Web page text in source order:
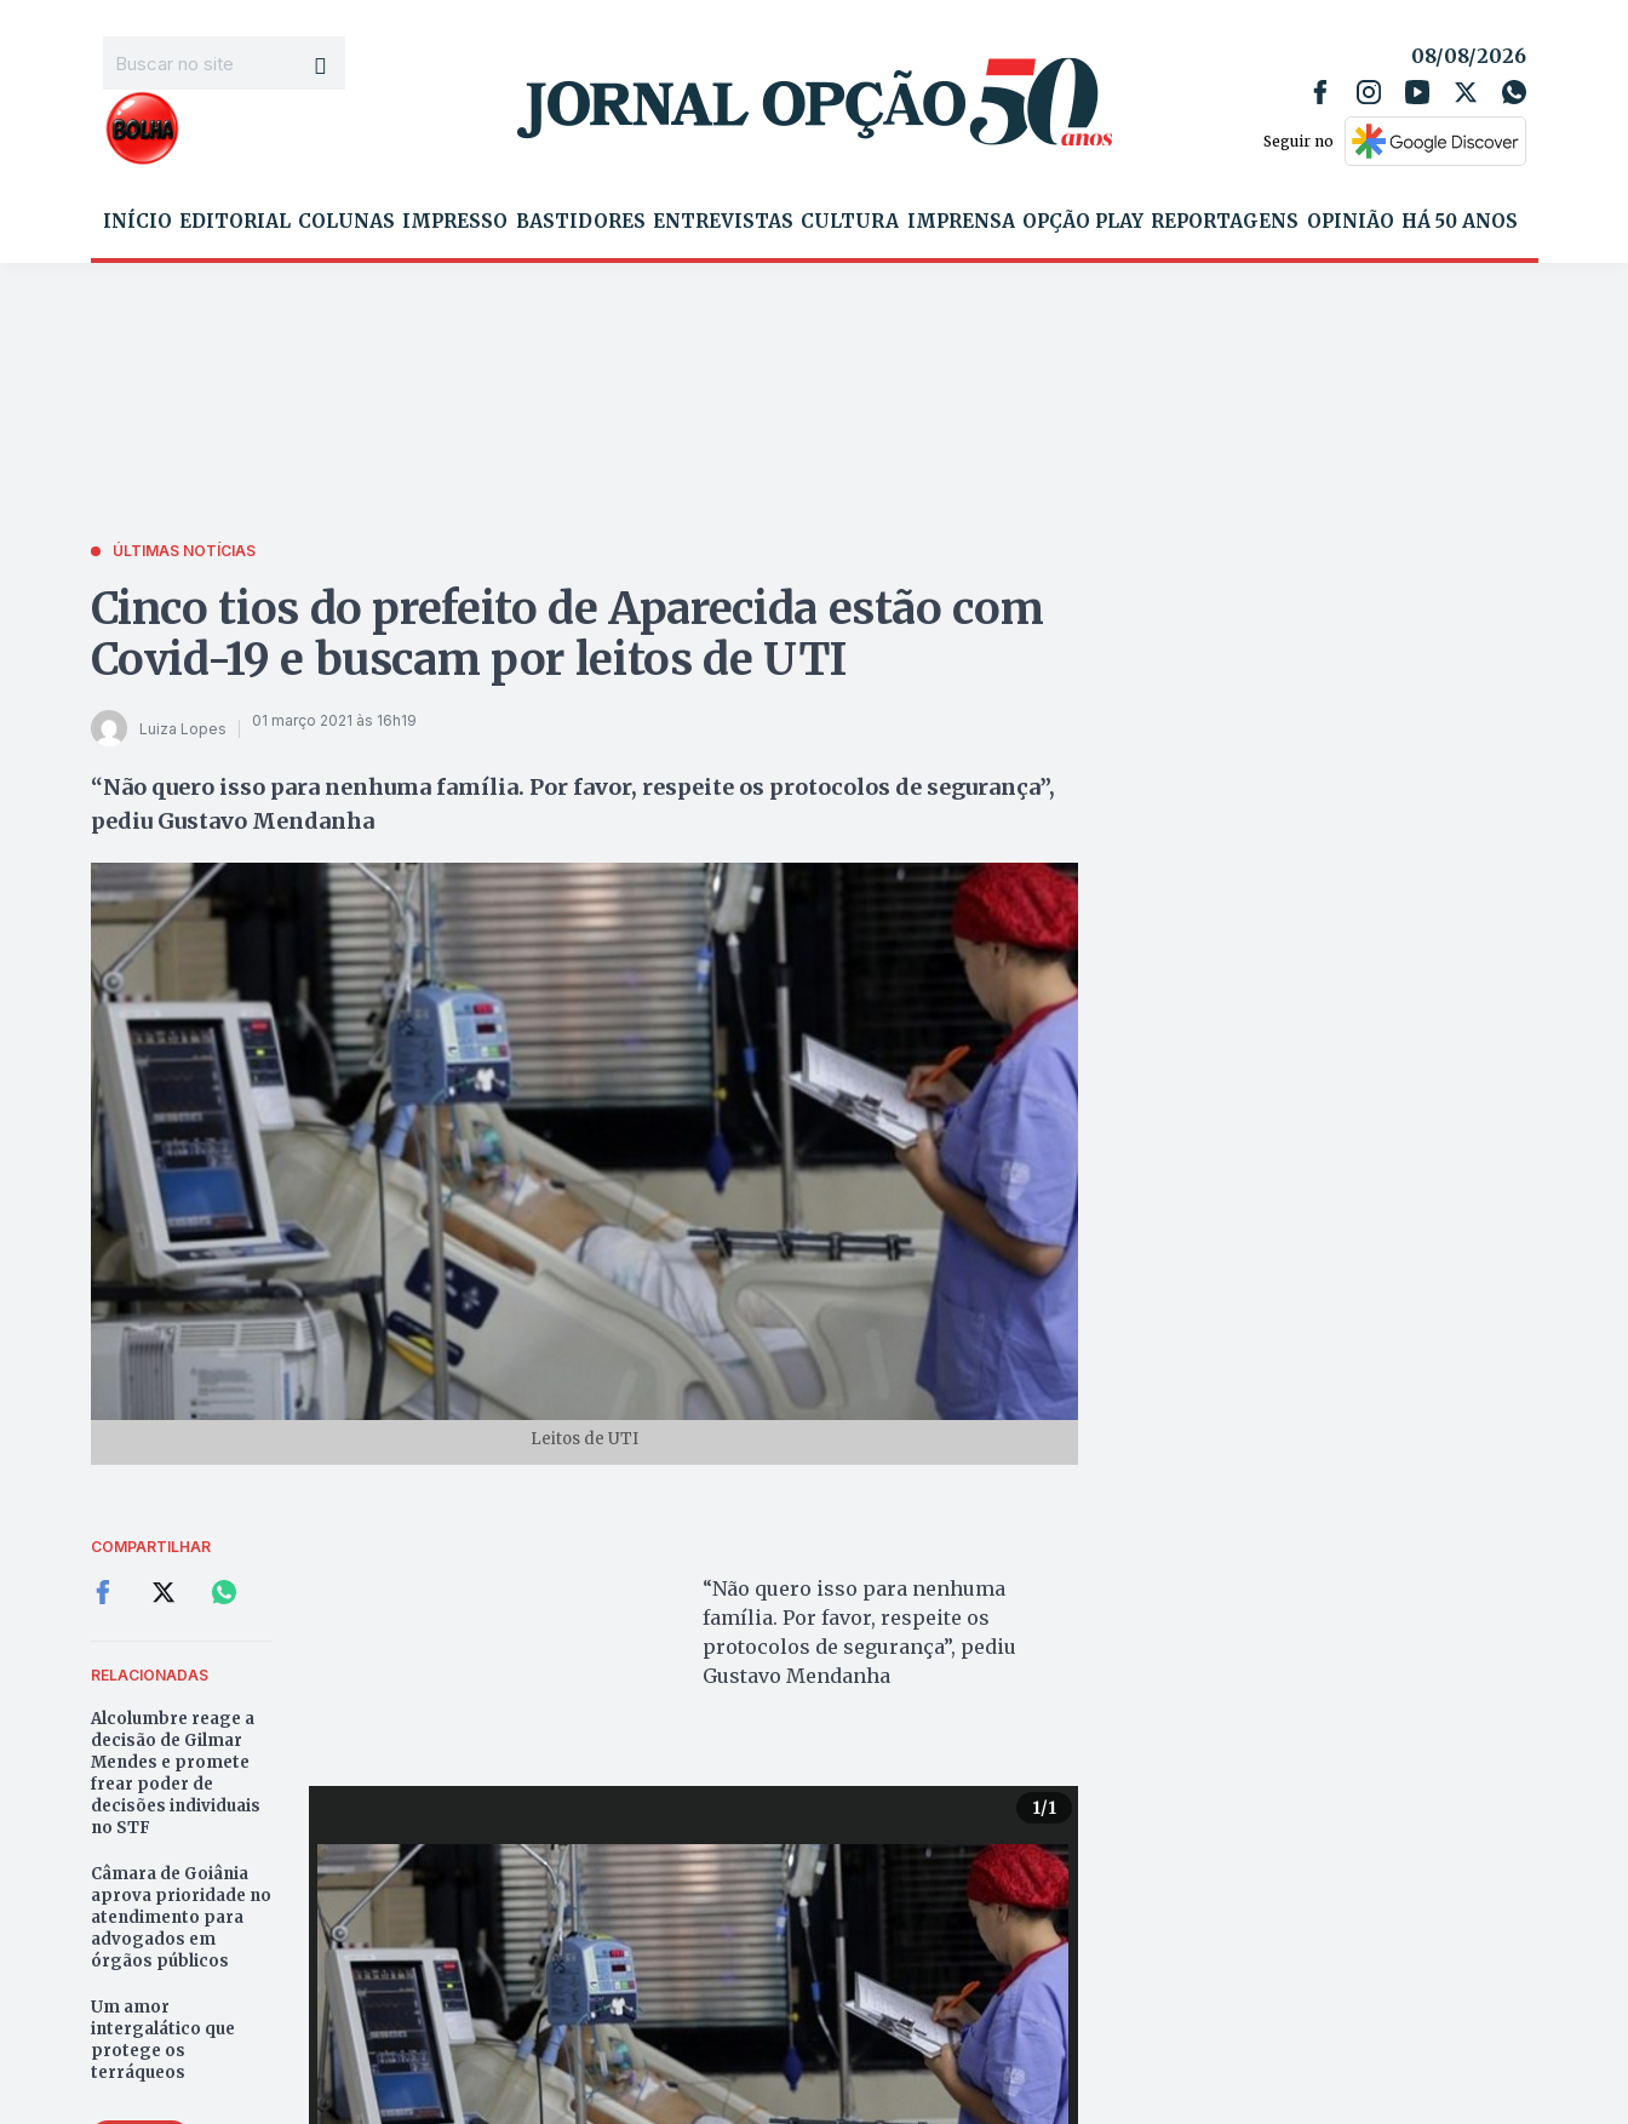
08/08/2026
Seguir no
INÍCIO EDITORIAL COLUNAS IMPRESSO BASTIDORES ENTREVISTAS CULTURA IMPRENSA OPÇÃO PLAY REPORTAGENS OPINIÃO HÁ 50 ANOS
ÚLTIMAS NOTÍCIAS
Cinco tios do prefeito de Aparecida estão com
Covid-19 e buscam por leitos de UTI
Luiza Lopes 01 março 2021 às 16h19
“Não quero isso para nenhuma família. Por favor, respeite os protocolos de segurança”,
pediu Gustavo Mendanha
Leitos de UTI
COMPARTILHAR
RELACIONADAS
Alcolumbre reage a
decisão de Gilmar
Mendes e promete
frear poder de
decisões individuais
no STF
Câmara de Goiânia
aprova prioridade no
atendimento para
advogados em
órgãos públicos
Um amor
intergalático que
protege os
terráqueos
“Não quero isso para nenhuma
família. Por favor, respeite os
protocolos de segurança”, pediu
Gustavo Mendanha
1/1